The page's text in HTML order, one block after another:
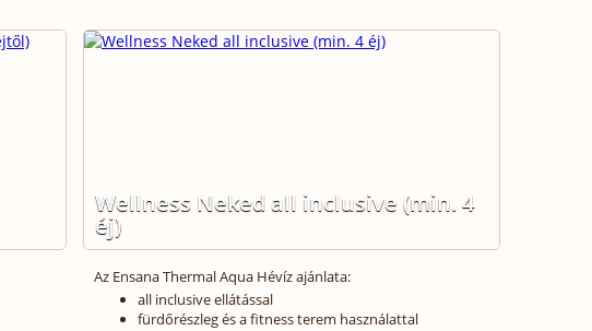
Wellness Neked all inclusive (min. 4
éj)
Az Ensana Thermal Aqua Hévíz ajánlata:
all inclusive ellátással
fürdőrészleg és a fitness terem használattal